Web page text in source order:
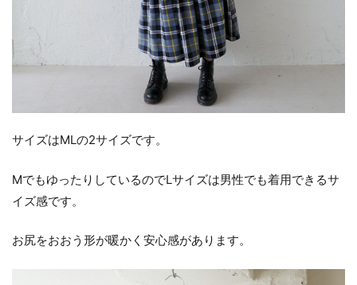
サイズはMLの2サイズです。
MでもゆったりしているのでLサイズは男性でも着用できるサ
イズ感です。
お尻をおおう形が暖かく安心感があります。